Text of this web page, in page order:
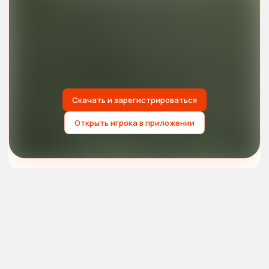
Скачать и зарегистрироваться
Открыть игрока в приложении